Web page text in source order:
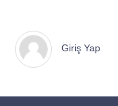
Giriş Yap